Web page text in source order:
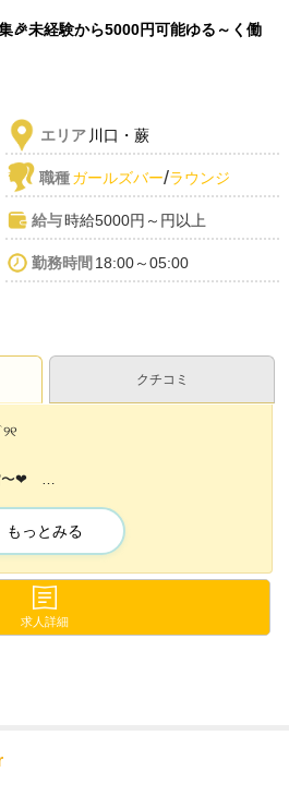
🎉未経験から5000円可能ゆる～く働
エリア 川口・蕨
職種ガールズバー/ラウンジ
給与時給5000円～円以上
勤務時間 18:00～05:00
クチコミ
〜❤
✨️
もっとみる
求人詳細